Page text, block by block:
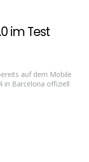
im Test
auf dem Mobile
in Barcelona offiziell